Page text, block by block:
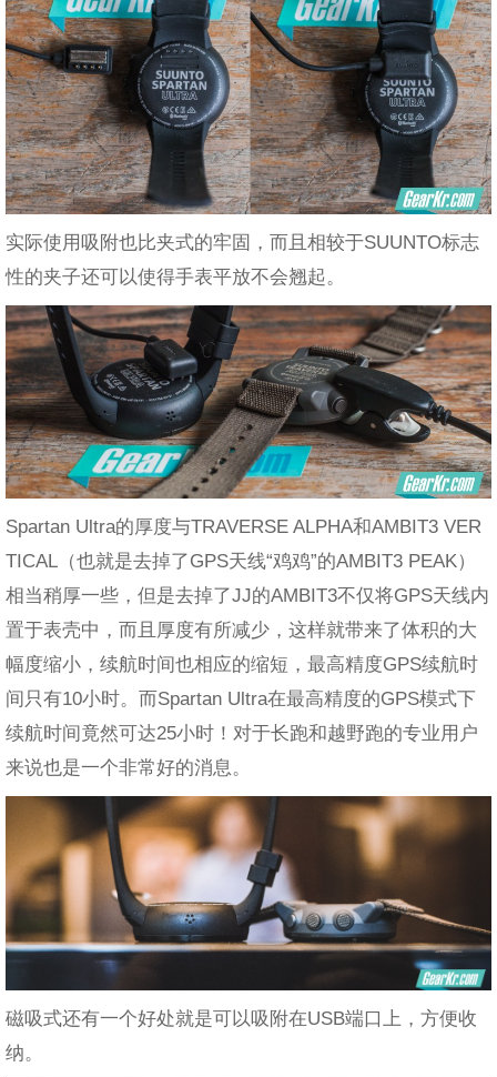
实际使用吸附也比夹式的牢固，而且相较于SUUNTO标志
性的夹子还可以使得手表平放不会翘起。
Spartan Ultra的厚度与TRAVERSE ALPHA和AMBIT3 VER
TICAL（也就是去掉了GPS天线“鸡鸡”的AMBIT3 PEAK）
相当稍厚一些，但是去掉了JJ的AMBIT3不仅将GPS天线内
置于表壳中，而且厚度有所减少，这样就带来了体积的大
幅度缩小，续航时间也相应的缩短，最高精度GPS续航时
间只有10小时。而Spartan Ultra在最高精度的GPS模式下
续航时间竟然可达25小时！对于长跑和越野跑的专业用户
来说也是一个非常好的消息。
磁吸式还有一个好处就是可以吸附在USB端口上，方便收
纳。